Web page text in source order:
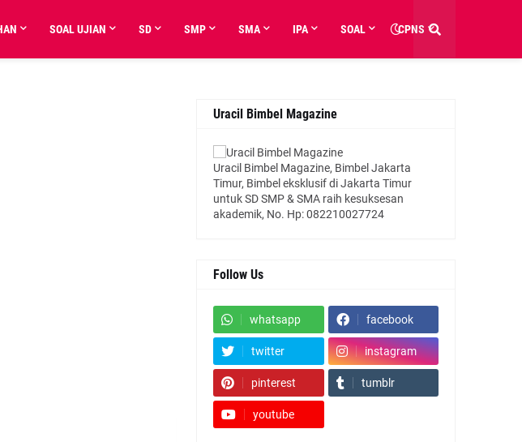
SOAL UJIAN SD SMP SMA IPA SOAL CPNS
Uracil Bimbel Magazine
Uracil Bimbel Magazine, Bimbel Jakarta
Timur, Bimbel eksklusif di Jakarta Timur
untuk SD SMP & SMA raih kesuksesan
akademik, No. Hp: 082210027724
Follow Us
whatsapp facebook
twitter instagram
pinterest tumblr
youtube